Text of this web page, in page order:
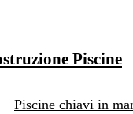
Piscine
Piscine chiavi in